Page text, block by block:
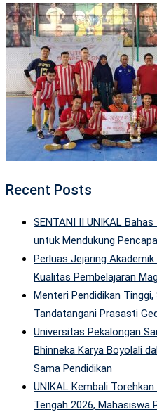
Recent Posts
SENTANI II UNIKAL
untuk Mendukung
Perluas Jejaring
Kualitas Pembelajaran
Menteri Pendidikan
Tandatangani Prasasti
Universitas Pekalongan
Bhinneka Karya Boyolali
Sama Pendidikan
UNIKAL Kembali
Tengah 2026, Mahasiswa